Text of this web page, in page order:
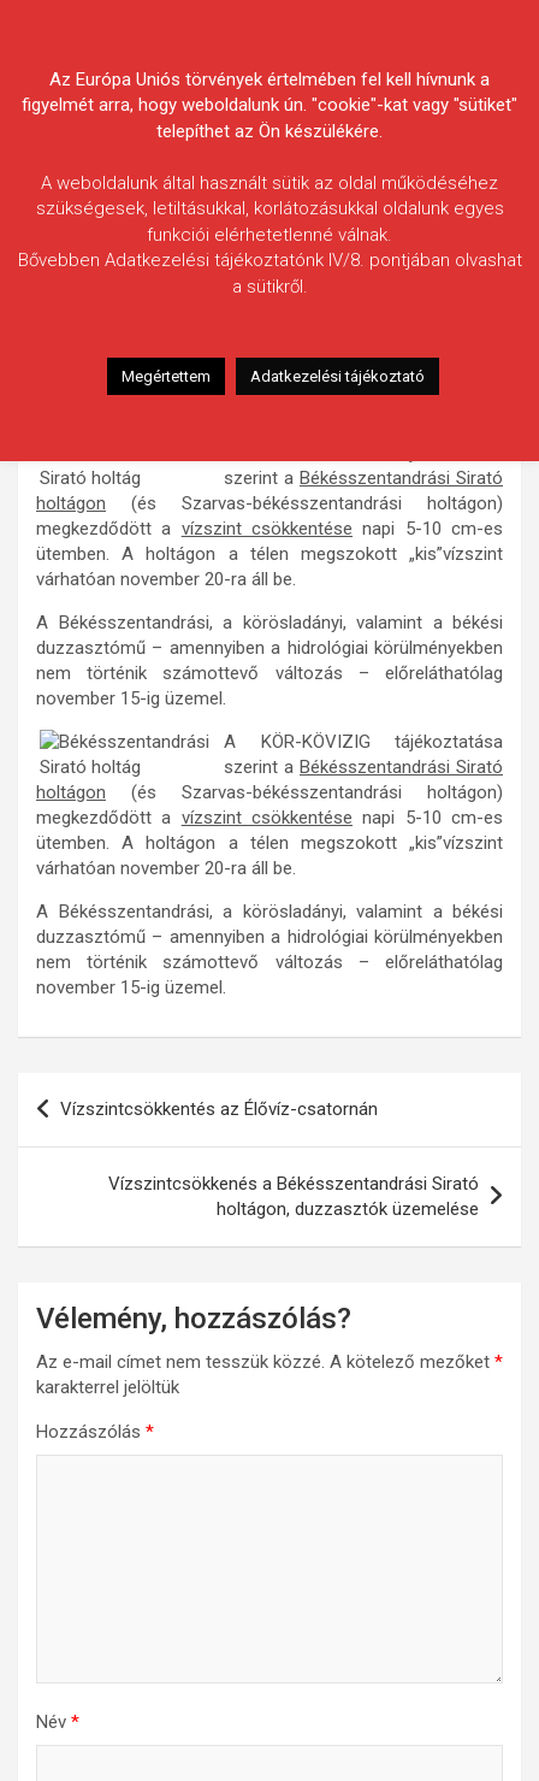
Egyesületek Szövetsége
HÍREK
Vízszintcsökkenés a
holtágon, duzzasztók üzemelése
szerint a Békésszentandrási Sirató
holtágon (és Szarvas-békésszentandrási holtágon)
megkezdődött a vízszint csökkentése napi 5-10 cm-es
ütemben. A holtágon a télen megszokott „kis”vízszint
várhatóan november 20-ra áll be.
A Békésszentandrási, a körösladányi, valamint a békési
duzzasztómű – amennyiben a hidrológiai körülményekben
nem történik számottevő változás – előreláthatólag
november 15-ig üzemel.
A KÖR-KÖVIZIG tájékoztatása
szerint a Békésszentandrási Sirató
holtágon (és Szarvas-békésszentandrási holtágon)
megkezdődött a vízszint csökkentése napi 5-10 cm-es
ütemben. A holtágon a télen megszokott „kis”vízszint
várhatóan november 20-ra áll be.
A Békésszentandrási, a körösladányi, valamint a békési
duzzasztómű – amennyiben a hidrológiai körülményekben
nem történik számottevő változás – előreláthatólag
november 15-ig üzemel.
Bejegyzés
navigáció
Vízszintcsökkentés az Élővíz-csatornán
Vízszintcsökkenés a Békésszentandrási Sirató
holtágon, duzzasztók üzemelése
Vélemény, hozzászólás?
Az e-mail címet nem tesszük közzé. A kötelező mezőket *
karakterrel jelöltük
Hozzászólás *
Név *
Az Európa Uniós törvények értelmében fel kell hívnunk a
figyelmét arra, hogy weboldalunk ún. "cookie"-kat vagy "sütiket"
telepíthet az Ön készülékére.
A weboldalunk által használt sütik az oldal működéséhez
szükségesek, letiltásukkal, korlátozásukkal oldalunk egyes
funkciói elérhetetlenné válnak.
Bővebben Adatkezelési tájékoztatónk IV/8. pontjában olvashat
a sütikről.
Megértettem Adatkezelési tájékoztató